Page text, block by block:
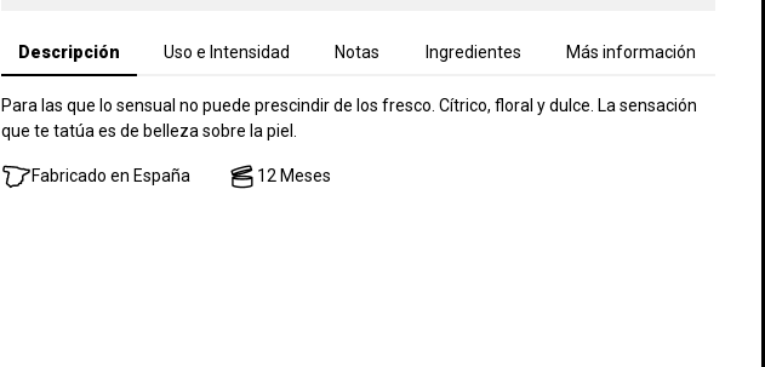
Descripción Uso e Intensidad Notas Ingredientes Más información
Para las que lo sensual no puede prescindir de los fresco. Cítrico, floral y dulce. La sensación
que te tatúa es de belleza sobre la piel.
Fabricado en España 12 Meses